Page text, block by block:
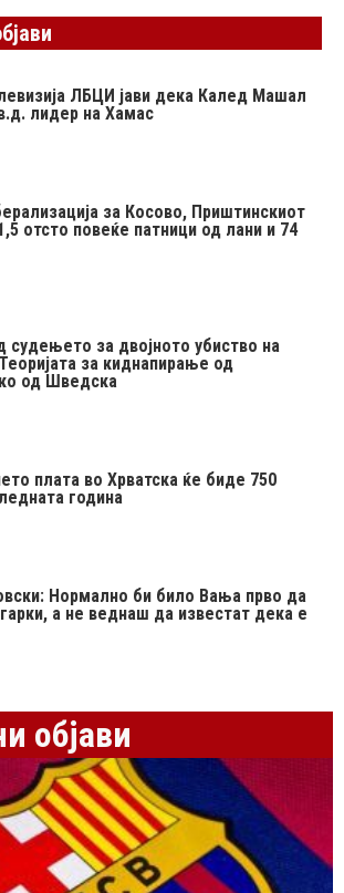
ЛБЦИ јави дека Калед Машал
лидер на Хамас
за Косово, Приштинскиот
отсто повеќе патници од лани и 74
судењето за двојното убиство на
за киднапирање од
од Шведска
плата во Хрватска ќе биде 750
година
Нормално би било Вања прво да
а не веднаш да известат дека е
објави